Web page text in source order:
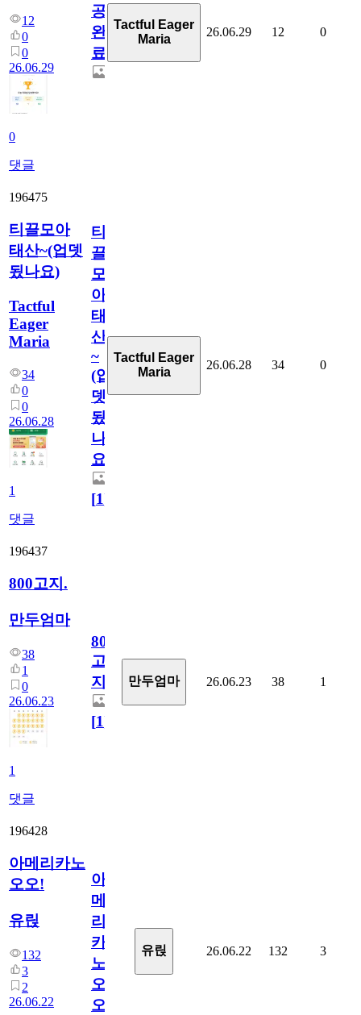
12
0
0
26.06.29
0
댓글
공
완
료
Tactful Eager
Maria
26.06.29 12 0
196475
티끌모아
태산~(업뎃
됬나요)
Tactful
Eager
Maria
34
0
0
26.06.28
1
댓글
티
끌
모
아
태
산
~
(업
뎃
됬
나
요)
[1]
Tactful Eager
Maria
26.06.28 34 0
196437
800고지.
만두엄마
38
1
0
26.06.23
1
댓글
800
고
지.
[1]
만두엄마 26.06.23 38 1
196428
아메리카노
오오!
유릱
132
3
2
26.06.22
아
메
리
카
노
오
오!
유릱 26.06.22 132 3